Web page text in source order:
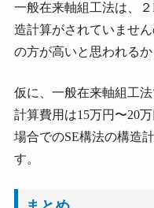
一般在来軸組工法は、
造計算がされていませ
の方が高いと思われるか
仮に、一般在来軸組工
計算費用は15万円〜20
場合でのSE構法の構造
す。